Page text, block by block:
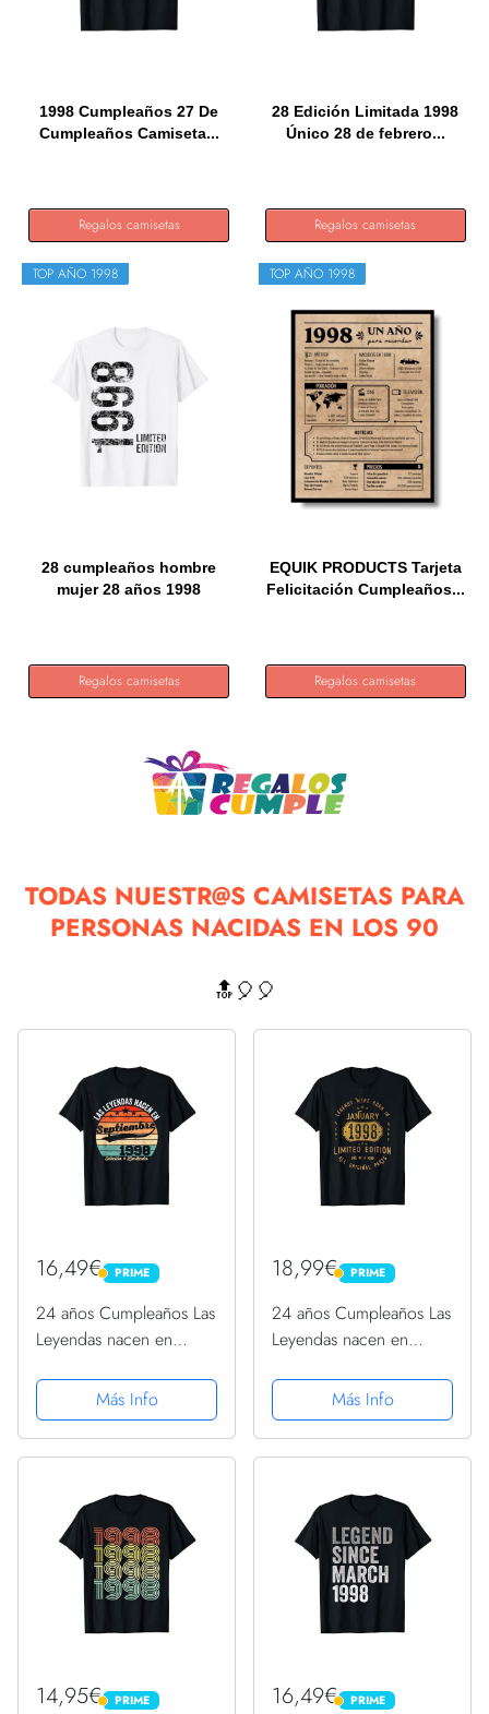
1998 Cumpleaños 27 De
Cumpleaños Camiseta...
Regalos camisetas
28 Edición Limitada 1998
Único 28 de febrero...
Regalos camisetas
TOP AÑO 1998
28 cumpleaños hombre
mujer 28 años 1998
Regalos camisetas
TOP AÑO 1998
EQUIK PRODUCTS Tarjeta
Felicitación Cumpleaños...
Regalos camisetas
TODAS NUESTR@S CAMISETAS PARA
PERSONAS NACIDAS EN LOS 90
🔝🎈🎈
16,49€ PRIME
PRIME
24 años Cumpleaños Las
Leyendas nacen en
CamisetaMás Info
18,99€ PRIME
PRIME
24 años Cumpleaños Las
Leyendas nacen en
Más Info
14,95€ PRIME
PRIME 16,49€ PRIME
PRIME